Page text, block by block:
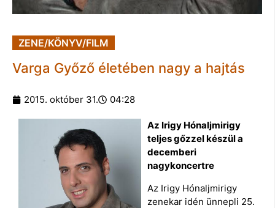
ZENE/KÖNYV/FILM
Varga Győző életében nagy a hajtás
2015. október 31. 04:28
Az Irigy Hónaljmirigy
teljes gőzzel készül a
decemberi
nagykoncertre
Az Irigy Hónaljmirigy
zenekar idén ünnepli 25.